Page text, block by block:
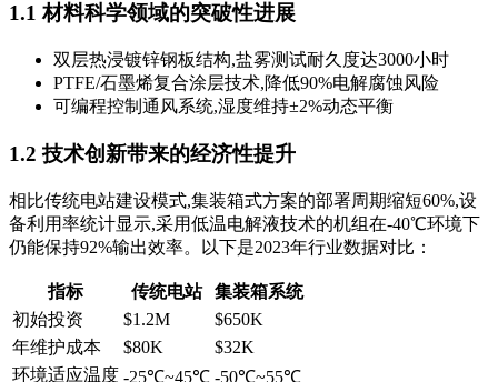
1.1 材料科学领域的突破性进展
双层热浸镀锌钢板结构,盐雾测试耐久度达3000小时
PTFE/石墨烯复合涂层技术,降低90%电解腐蚀风险
可编程控制通风系统,湿度维持±2%动态平衡
1.2 技术创新带来的经济性提升
相比传统电站建设模式,集装箱式方案的部署周期缩短60%,设
备利用率统计显示,采用低温电解液技术的机组在-40℃环境下
仍能保持92%输出效率。以下是2023年行业数据对比：
指标 传统电站
集装箱系统
初始投资
$1.2M
$650K
年维护成本
$80K
$32K
环境适应温度 -25℃~45℃ -50℃~55℃